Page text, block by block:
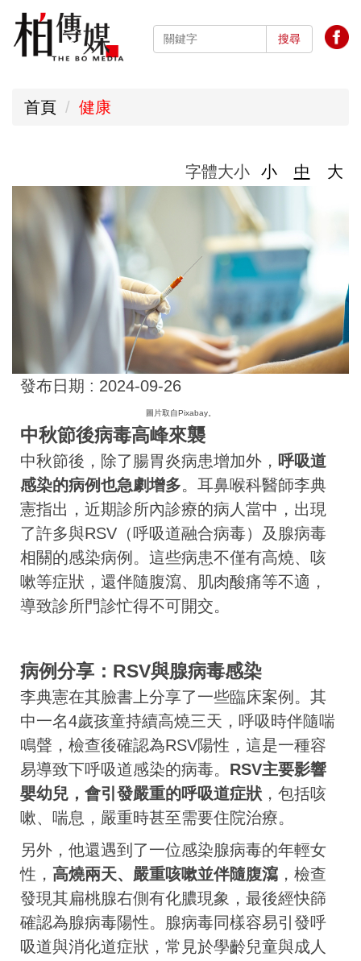
跳
到
搜尋
首頁 健康
字體大小 小 中 大
發布日期 : 2024-09-26
圖片取自Pixabay。
中秋節後病毒高峰來襲
中秋節後，除了腸胃炎病患增加外， 呼吸道
感染的病例也急劇增多。耳鼻喉科醫師李典
憲指出，近期診所內診療的病人當中，出現
了許多與RSV（呼吸道融合病毒）及腺病毒
相關的感染病例。這些病患不僅有高燒、咳
嗽等症狀，還伴隨腹瀉、肌肉酸痛等不適，
導致診所門診忙得不可開交。
病例分享：RSV與腺病毒感染
李典憲在其臉書上分享了一些臨床案例。其
中一名4歲孩童持續高燒三天，呼吸時伴隨喘
鳴聲，檢查後確認為RSV陽性，這是一種容
易導致下呼吸道感染的病毒。 RSV主要影響
嬰幼兒，會引發嚴重的呼吸道症狀 ，包括咳
嗽、喘息，嚴重時甚至需要住院治療。
另外，他還遇到了一位感染腺病毒的年輕女
性， 高燒兩天、嚴重咳嗽並伴隨腹瀉 ，檢查
發現其扁桃腺右側有化膿現象，最後經快篩
確認為腺病毒陽性。腺病毒同樣容易引發呼
吸道與消化道症狀，常見於學齡兒童與成人